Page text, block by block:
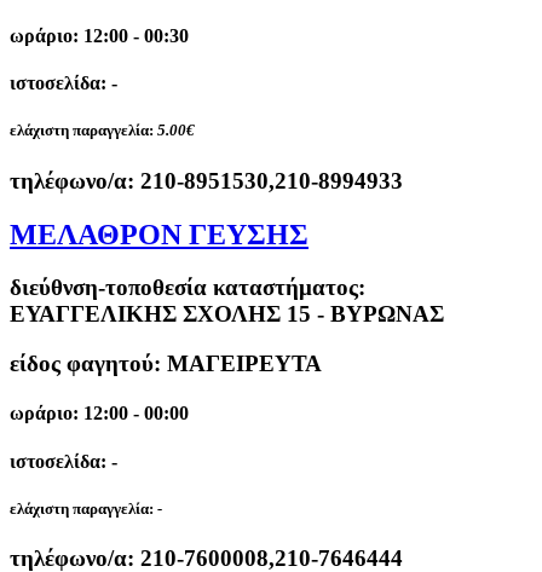
ωράριο: 12:00 - 00:30
ιστοσελίδα: -
ελάχιστη παραγγελία: 5.00€
τηλέφωνο/α: 210-8951530,210-8994933
ΜΕΛΑΘΡΟΝ ΓΕΥΣΗΣ
διεύθνση-τοποθεσία καταστήματος:
ΕΥΑΓΓΕΛΙΚΗΣ ΣΧΟΛΗΣ 15 - ΒΥΡΩΝΑΣ
είδος φαγητού: ΜΑΓΕΙΡΕΥΤΑ
ωράριο: 12:00 - 00:00
ιστοσελίδα: -
ελάχιστη παραγγελία: -
τηλέφωνο/α: 210-7600008,210-7646444